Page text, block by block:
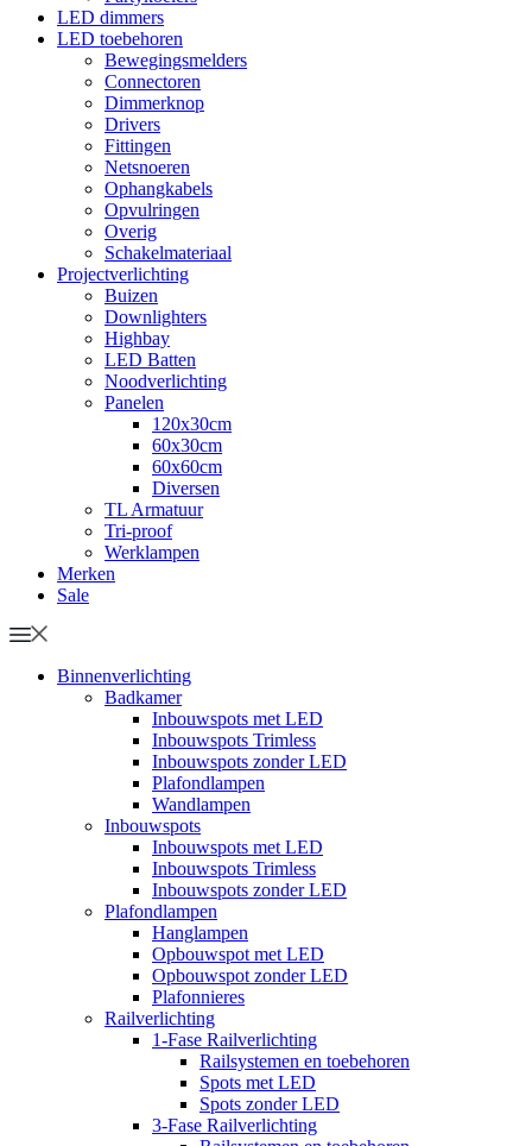
LED dimmers
LED toebehoren
Bewegingsmelders
Connectoren
Dimmerknop
Drivers
Fittingen
Netsnoeren
Ophangkabels
Opvulringen
Overig
Schakelmateriaal
Projectverlichting
Buizen
Downlighters
Highbay
LED Batten
Noodverlichting
Panelen
120x30cm
60x30cm
60x60cm
Diversen
TL Armatuur
Tri-proof
Werklampen
Merken
Sale
Binnenverlichting
Badkamer
Inbouwspots met LED
Inbouwspots Trimless
Inbouwspots zonder LED
Plafondlampen
Wandlampen
Inbouwspots
Inbouwspots met LED
Inbouwspots Trimless
Inbouwspots zonder LED
Plafondlampen
Hanglampen
Opbouwspot met LED
Opbouwspot zonder LED
Plafonnieres
Railverlichting
1-Fase Railverlichting
Railsystemen en toebehoren
Spots met LED
Spots zonder LED
3-Fase Railverlichting